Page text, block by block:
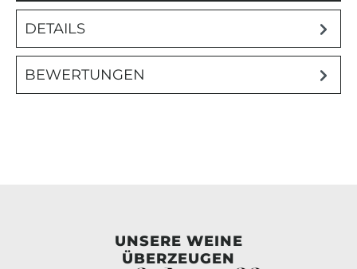
DETAILS
BEWERTUNGEN
UNSERE WEINE
ÜBERZEUGEN